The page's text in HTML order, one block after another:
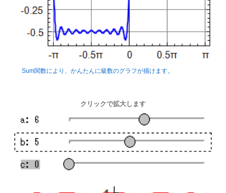
Sum関数により、かんたんに級数のグラフが描けます。
クリックで拡大します